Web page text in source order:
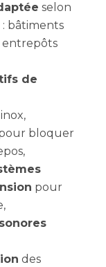
selon
bâtiments
entrepôts
de
bloquer
pour
des